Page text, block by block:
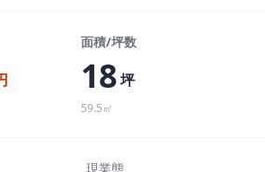
面積/坪数
18 坪
59.5㎡
現業態